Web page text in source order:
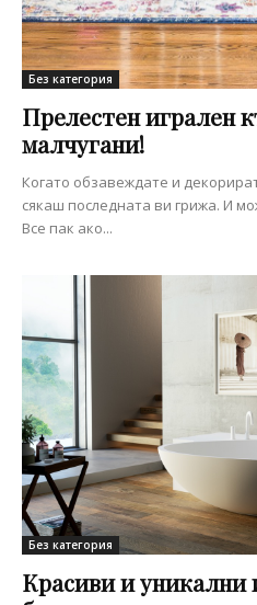
Без категория
Прелестен игрален
малчугани!
Когато обзавеждате и
сякаш последната ви грижа. И
Все пак ако...
Без категория
Красиви и уникални